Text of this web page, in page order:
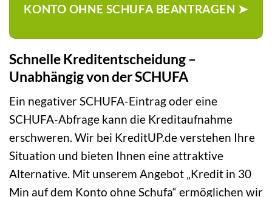
KONTO OHNE SCHUFA BEANTRAGEN ➤
Schnelle Kreditentscheidung –
Unabhängig von der SCHUFA
Ein negativer SCHUFA-Eintrag oder eine
SCHUFA-Abfrage kann die Kreditaufnahme
erschweren. Wir bei KreditUP.de verstehen Ihre
Situation und bieten Ihnen eine attraktive
Alternative. Mit unserem Angebot „Kredit in 30
Min auf dem Konto ohne Schufa“ ermöglichen wir